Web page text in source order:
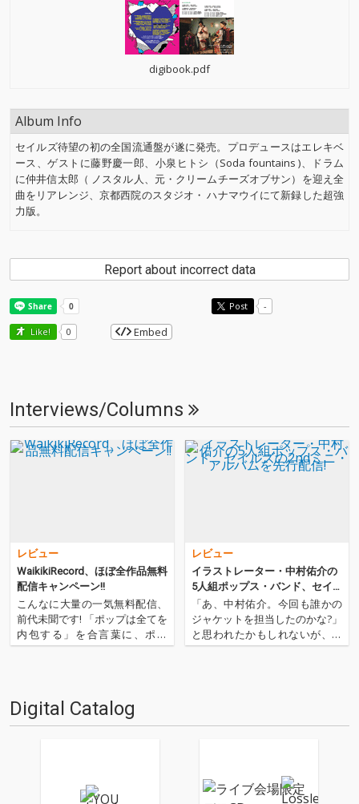
digibook.pdf
Album Info
セイルズ待望の初の全国流通盤が遂に発売。プロデュースはエレキベ
ース、ゲストに藤野慶一郎、小泉ヒトシ（Soda fountains )、ドラム
に仲井信太郎（ ノスタル人、元・クリームチーズオブサン）を迎え全
曲をリアレンジ、京都西院のスタジオ・ ハナマウイにて新録した超強
力版。
Report about incorrect data
Post -
Like! 0 Embed
Interviews/Columns
レビュー
WaikikiRecord、ほぼ全作品無料
配信キャンペーン!!
こんなに大量の一気無料配信、
前代未聞です! 「ポップは全てを
内包する」を合言葉に、ポッ
プ・ミュージックを届けてくれ
ンガーに、奇妙礼太郎トラベル
スイング楽団、ワ…
レビュー
イラストレーター・中村佑介の
5人組ポップス・バンド、セイ
ルズの2ndミニ・アルバムを先
行配信!
「あ、中村佑介。今回も誰かの
ジャケットを担当したのかな?」
と思われたかもしれないが、今
回はまさに彼のバンド、S▲ils
Digital Catalog